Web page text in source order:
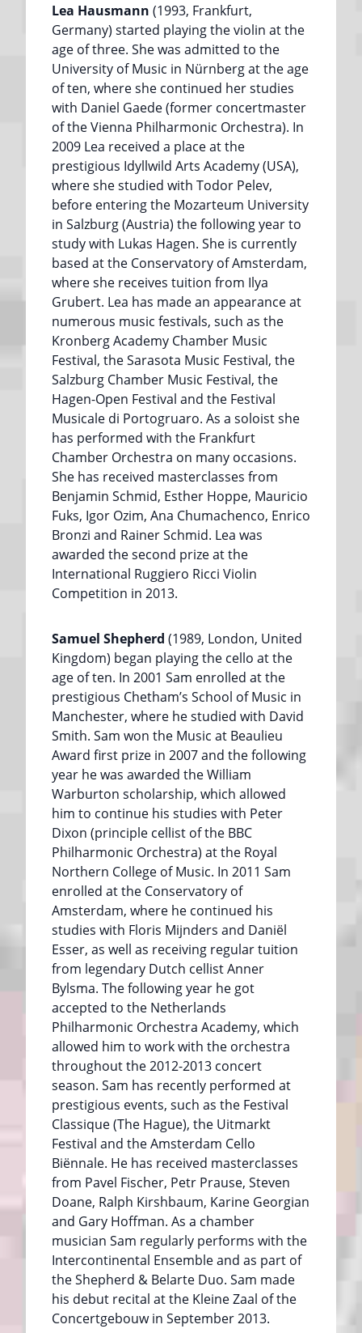
Lea Hausmann (1993, Frankfurt,
Germany) started playing the violin at the
age of three. She was admitted to the
University of Music in Nürnberg at the age
of ten, where she continued her studies
with Daniel Gaede (former concertmaster
of the Vienna Philharmonic Orchestra). In
2009 Lea received a place at the
prestigious Idyllwild Arts Academy (USA),
where she studied with Todor Pelev,
before entering the Mozarteum University
in Salzburg (Austria) the following year to
study with Lukas Hagen. She is currently
based at the Conservatory of Amsterdam,
where she receives tuition from Ilya
Grubert. Lea has made an appearance at
numerous music festivals, such as the
Kronberg Academy Chamber Music
Festival, the Sarasota Music Festival, the
Salzburg Chamber Music Festival, the
Hagen-Open Festival and the Festival
Musicale di Portogruaro. As a soloist she
has performed with the Frankfurt
Chamber Orchestra on many occasions.
She has received masterclasses from
Benjamin Schmid, Esther Hoppe, Mauricio
Fuks, Igor Ozim, Ana Chumachenco, Enrico
Bronzi and Rainer Schmid. Lea was
awarded the second prize at the
International Ruggiero Ricci Violin
Competition in 2013.
Samuel Shepherd (1989, London, United
Kingdom) began playing the cello at the
age of ten. In 2001 Sam enrolled at the
prestigious Chetham’s School of Music in
Manchester, where he studied with David
Smith. Sam won the Music at Beaulieu
Award first prize in 2007 and the following
year he was awarded the William
Warburton scholarship, which allowed
him to continue his studies with Peter
Dixon (principle cellist of the BBC
Philharmonic Orchestra) at the Royal
Northern College of Music. In 2011 Sam
enrolled at the Conservatory of
Amsterdam, where he continued his
studies with Floris Mijnders and Daniël
Esser, as well as receiving regular tuition
from legendary Dutch cellist Anner
Bylsma. The following year he got
accepted to the Netherlands
Philharmonic Orchestra Academy, which
allowed him to work with the orchestra
throughout the 2012-2013 concert
season. Sam has recently performed at
prestigious events, such as the Festival
Classique (The Hague), the Uitmarkt
Festival and the Amsterdam Cello
Biënnale. He has received masterclasses
from Pavel Fischer, Petr Prause, Steven
Doane, Ralph Kirshbaum, Karine Georgian
and Gary Hoffman. As a chamber
musician Sam regularly performs with the
Intercontinental Ensemble and as part of
the Shepherd & Belarte Duo. Sam made
his debut recital at the Kleine Zaal of the
Concertgebouw in September 2013.